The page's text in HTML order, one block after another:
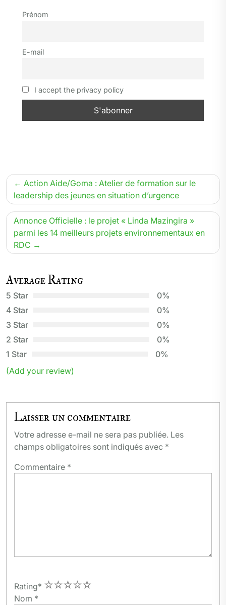
t
r
b
o
Prénom
E-mail
I accept the privacy policy
Navigation
de
l’article
Action Aide/Goma : Atelier de formation sur le
leadership des jeunes en situation d’urgence
Annonce Officielle : le projet « Linda Mazingira »
parmi les 14 meilleurs projets environnementaux en
RDC
Average Rating
5 Star
0%
4 Star
0%
3 Star
0%
2 Star
0%
1 Star
0%
(Add your review)
Laisser un commentaire
Votre adresse e-mail ne sera pas publiée. Les
champs obligatoires sont indiqués avec *
Commentaire *
Rating* 5
4
3
2
1
Nom *